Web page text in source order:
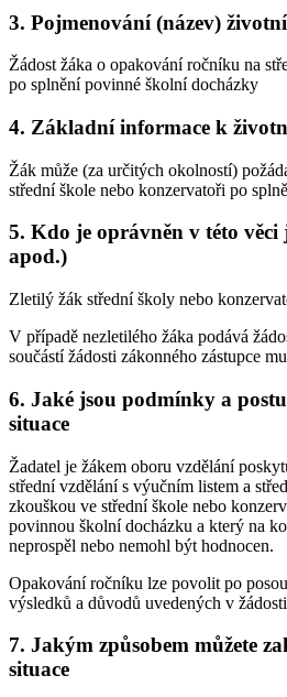
3. Pojmenování (název)
Žádost žáka o opakování ročníku na
po splnění povinné školní docházky
4. Základní informace k
Žák může (za určitých okolností)
střední škole nebo konzervatoři po
5. Kdo je oprávněn v této věci
apod.)
Zletilý žák střední školy nebo
V případě nezletilého žáka podává
součástí žádosti zákonného zástupce
6. Jaké jsou podmínky a
situace
Žadatel je žákem oboru vzdělání
střední vzdělání s výučním listem a
zkouškou ve střední škole nebo
povinnou školní docházku a který na
neprospěl nebo nemohl být hodnocen.
Opakování ročníku lze povolit po
výsledků a důvodů uvedených v
7. Jakým způsobem můžete
situace